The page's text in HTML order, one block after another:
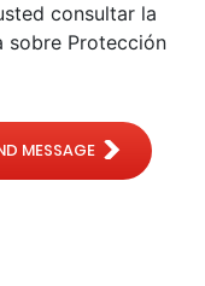
consultar la
sobre Protección
MESSAGE